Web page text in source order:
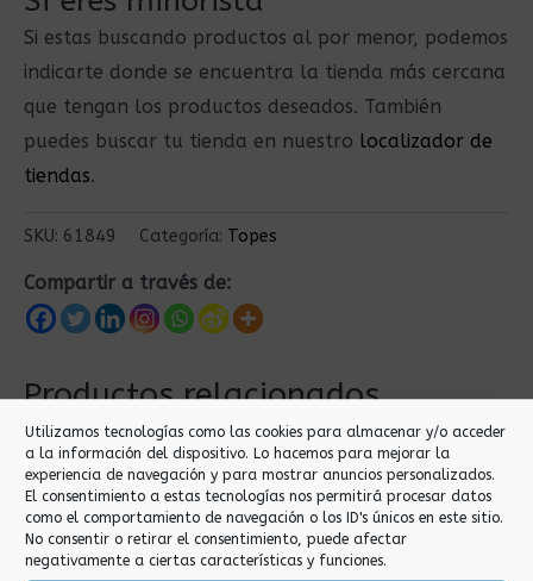
Utilizamos tecnologías como las cookies para almacenar y/o acceder
a la información del dispositivo. Lo hacemos para mejorar la
experiencia de navegación y para mostrar anuncios personalizados.
El consentimiento a estas tecnologías nos permitirá procesar datos
como el comportamiento de navegación o los ID's únicos en este sitio.
No consentir o retirar el consentimiento, puede afectar
negativamente a ciertas características y funciones.
Si estas buscando productos al por menor, podemos
indicarte donde se encuentra la tienda más cercana
que tengan los productos deseados. También
puedes buscar tu tienda en nuestro localizador de
tiendas.
SKU: 61849 Categoría: Topes
Compartir a través de:
Productos relacionados